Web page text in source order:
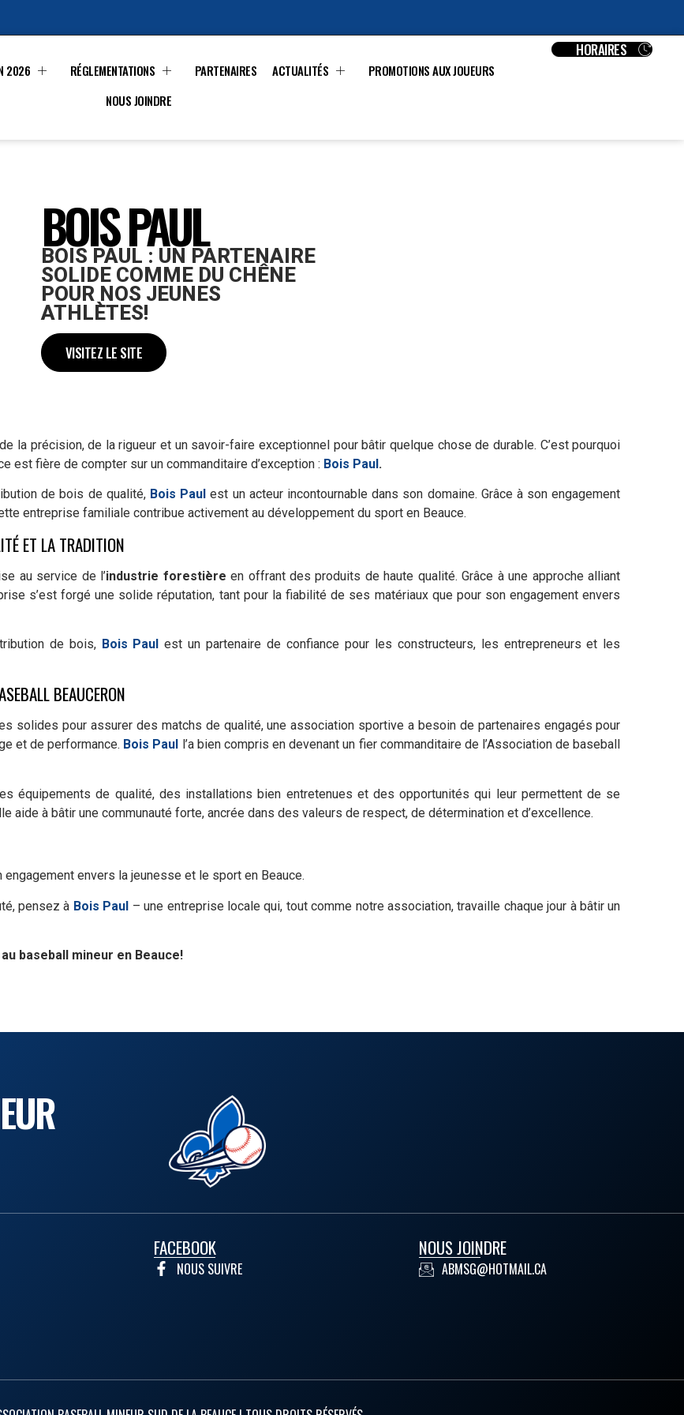
2026 RÉGLEMENTATIONS PARTENAIRES ACTUALITÉS
PROMOTIONS AUX JOUEURS
NOUS JOINDRE
HORAIRES
BOIS PAUL
BOIS PAUL : UN PARTENAIRE
SOLIDE COMME DU CHÊNE
POUR NOS JEUNES
ATHLÈTES!
VISITEZ LE SITE
la précision, de la rigueur et un savoir-faire exceptionnel pour bâtir quelque chose de durable. C’est pourquoi
est fière de compter sur un commanditaire d’exception : Bois Paul.
de bois de qualité, Bois Paul est un acteur incontournable dans son domaine. Grâce à son engagement
entreprise familiale contribue activement au développement du sport en Beauce.
ET LA TRADITION
au service de l’industrie forestière en offrant des produits de haute qualité. Grâce à une approche alliant
s’est forgé une solide réputation, tant pour la fiabilité de ses matériaux que pour son engagement envers
de bois, Bois Paul est un partenaire de confiance pour les constructeurs, les entrepreneurs et les
BEAUCERON
solides pour assurer des matchs de qualité, une association sportive a besoin de partenaires engagés pour
et de performance. Bois Paul
l’a bien compris en devenant un fier commanditaire de l’Association de baseball
équipements de qualité, des installations bien entretenues et des opportunités qui leur permettent de se
aide à bâtir une communauté forte, ancrée dans des valeurs de respect, de détermination et d’excellence.
engagement envers la jeunesse et le sport en Beauce.
pensez à Bois Paul – une entreprise locale qui, tout comme notre association, travaille chaque jour à bâtir un
baseball mineur en Beauce!
FACEBOOK
NOUS SUIVRE
NOUS JOINDRE
ABMSG@HOTMAIL.CA